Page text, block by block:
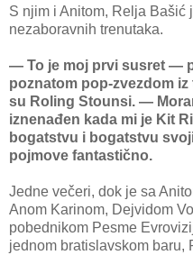
S njim i Anitom, Relja Bašić
nezaboravnih trenutaka.
— To je moj prvi susret —
poznatom pop-zvezdom
su Roling Stounsi. —
iznenađen kada mi je Kit
bogatstvu i bogatstvu
pojmove fantastično.
Jedne večeri, dok je sa
Anom Karinom, Dejvidom
pobednikom Pesme
jednom bratislavskom baru,